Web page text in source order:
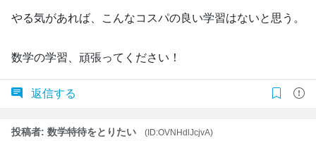
やる気があれば、こんなコスパの良い学習はないと思う。
数学の学習、頑張ってください！
返信する
投稿者: 数学特待をとりたい
(ID:OVNHdlJcjvA)